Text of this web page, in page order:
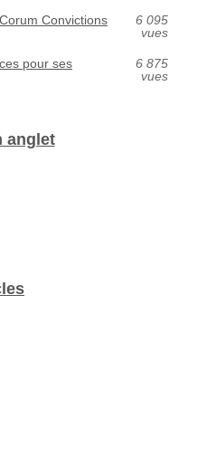
Convictions
6 095
vues
pour ses
6 875
vues
anglet